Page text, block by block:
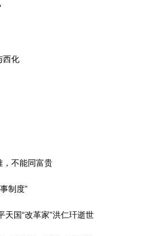
西化
，不能同富贵
制度”
国“改革家”洪仁玕逝世